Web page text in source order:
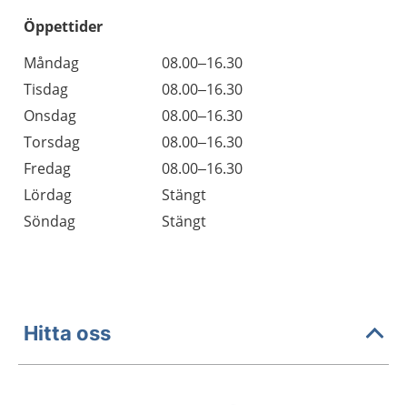
Öppettider
Dag
Öppettider
Kommentarer
Måndag
08.00–16.30
Tisdag
08.00–16.30
Onsdag
08.00–16.30
Torsdag
08.00–16.30
Fredag
08.00–16.30
Lördag
Stängt
Söndag
Stängt
Hitta oss